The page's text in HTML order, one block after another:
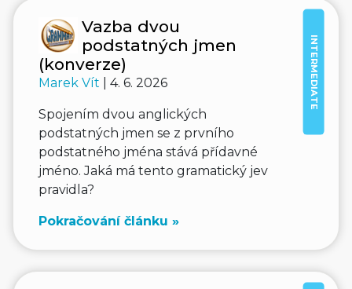
INTERMEDIATE
Vazba dvou
podstatných jmen
(konverze)
Marek Vít | 4. 6. 2026
Spojením dvou anglických
podstatných jmen se z prvního
podstatného jména stává přídavné
jméno. Jaká má tento gramatický jev
pravidla?
Pokračování článku »